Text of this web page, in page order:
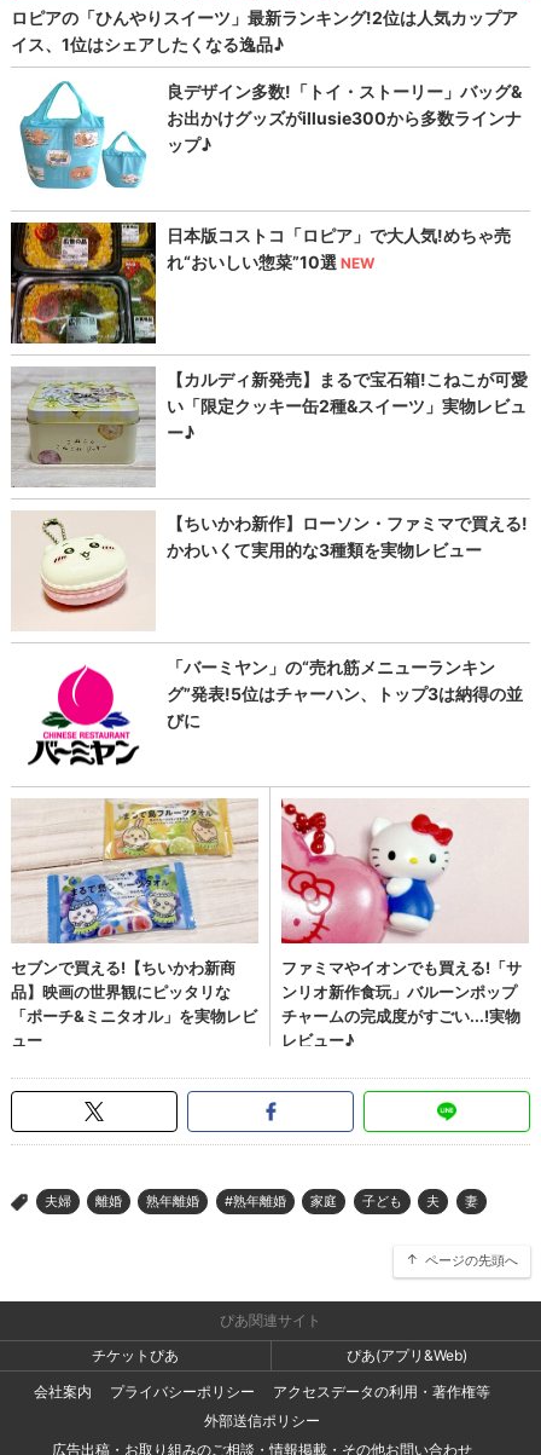
> 夫婦 離婚 熟年離婚 #熟年離婚 家庭 子ども 夫 妻
ページの先頭へ
ぴあ関連サイト
チケットぴあ
ぴあ(アプリ&Web)
会社案内
プライバシーポリシー
アクセスデータの利用・著作権等
外部送信ポリシー
広告出稿・お取り組みのご相談・情報掲載・その他お問い合わせ